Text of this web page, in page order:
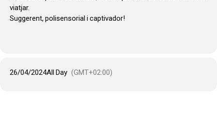
viatjar.
Suggerent, polisensorial i captivador!
26/04/2024All Day (GMT+02:00)